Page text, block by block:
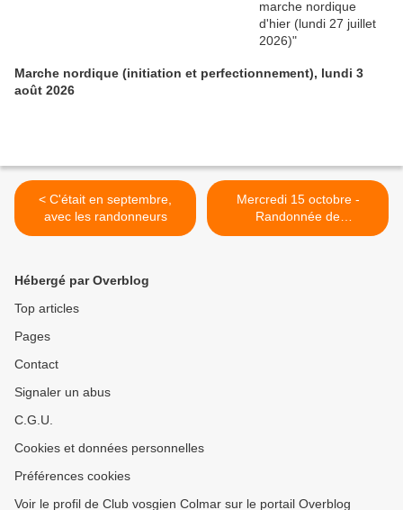
Marche nordique (initiation et perfectionnement), lundi 3
août 2026
< C'était en septembre,
avec les randonneurs
Mercredi 15 octobre -
Randonnée de
Wasserbourg au Petit-
Hébergé par Overblog
Top articles
Pages
Contact
Signaler un abus
C.G.U.
Cookies et données personnelles
Préférences cookies
Voir le profil de Club vosgien Colmar sur le portail Overblog